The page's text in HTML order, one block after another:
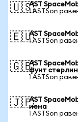
🇺🇸AST
1 ASTSon
🇪🇺AST
1 ASTSon
🇬🇧AST
фунт
1 ASTSon
🇯🇵AST
иена
1 ASTSon